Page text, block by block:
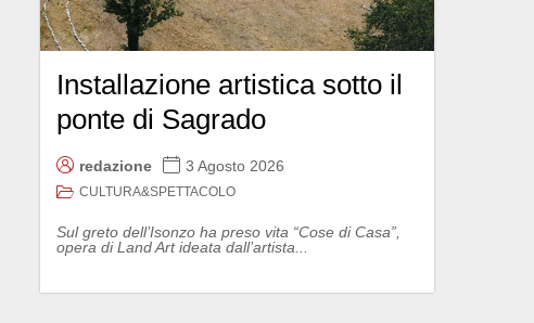
Installazione artistica sotto il
ponte di Sagrado
redazione 3 Agosto 2026
CULTURA&SPETTACOLO
Sul greto dell’Isonzo ha preso vita “Cose di Casa”,
opera di Land Art ideata dall’artista...